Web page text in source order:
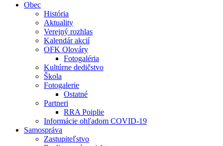
Obec
História
Aktuality
Verejný rozhlas
Kalendár akcií
OFK Olováry
Fotogaléria
Kultúrne dedičstvo
Škola
Fotogalerie
Ostatné
Partneri
RRA Poiplie
Informácie ohľadom COVID-19
Samospráva
Zastupiteľstvo